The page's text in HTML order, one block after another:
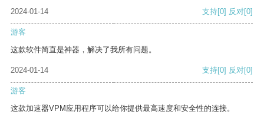
2024-01-14
支持[0] 反对[0]
游客
这款软件简直是神器，解决了我所有问题。
2024-01-14 支持[0] 反对[0]
游客
这款加速器VPM应用程序可以给你提供最高速度和安全性的连接。